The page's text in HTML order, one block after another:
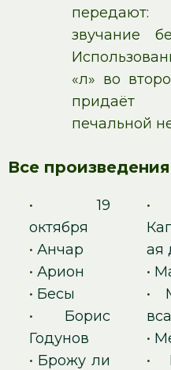
звучание
«л» во
придаёт
печальной
Все
•19
октября
• Анчар
• Арион
• Бесы
• Борис
Годунов
• Брожу ли
•
ая
•
•
•
•